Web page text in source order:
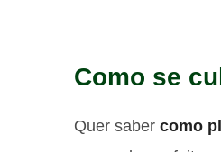
Como se
Quer saber como